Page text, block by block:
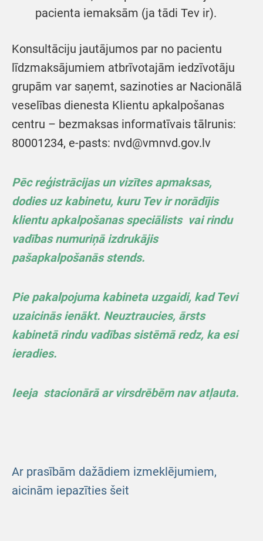
pacienta iemaksām (ja tādi Tev ir).
Konsultāciju jautājumos par no pacientu
līdzmaksājumiem atbrīvotajām iedzīvotāju
grupām var saņemt, sazinoties ar Nacionālā
veselības dienesta Klientu apkalpošanas
centru – bezmaksas informatīvais tālrunis:
80001234, e-pasts: nvd@vmnvd.gov.lv
Pēc reģistrācijas un vizītes apmaksas,
dodies uz kabinetu, kuru Tev ir norādījis
klientu apkalpošanas speciālists vai rindu
vadības numuriņā izdrukājis
pašapkalpošanās stends.
Pie pakalpojuma kabineta uzgaidi, kad Tevi
uzaicinās ienākt. Neuztraucies, ārsts
kabinetā rindu vadības sistēmā redz, ka esi
ieradies.
Ieeja stacionārā ar virsdrēbēm nav atļauta.
Ar prasībām dažādiem izmeklējumiem,
aicinām iepazīties šeit